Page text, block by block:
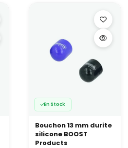
En Stock
Bouchon 13 mm durite
silicone BOOST
Products